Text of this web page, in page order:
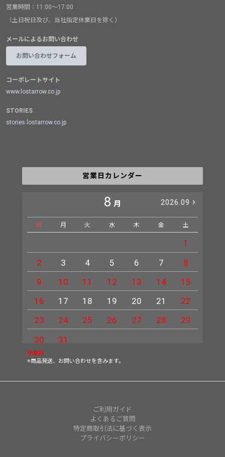
営業時間：11:00～17:00
（土日祝日及び、当社指定休業日を除く）
メールによるお問い合わせ
お問い合わせフォーム
コーポレートサイト
www.lostarrow.co.jp
STORIES
stories.lostarrow.co.jp
営業日カレンダー
8 月 2026.09
日 月 火 水 木 金 土
1
2
3 4 5 6 7
8
9
10 11 12 13 14
15
16
17 18 19 20 21
22
23
24 25 26 27 28
29
30
31
休業日
※商品発送、お問い合わせを含みます。
ご利用ガイド
よくあるご質問
特定商取引法に基づく表示
プライバシーポリシー